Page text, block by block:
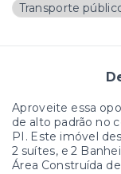
Transporte
Aproveite essa
de alto padrão no
PI. Este imóvel
2 suítes, e 2
Área Construída